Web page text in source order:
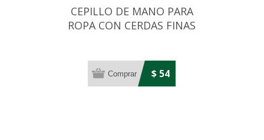
CEPILLO DE MANO PARA
ROPA CON CERDAS FINAS
$ 54